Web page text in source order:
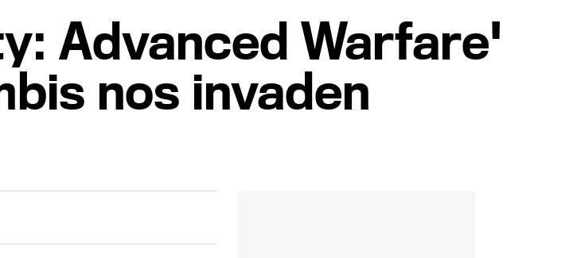
Advanced Warfare'
nos invaden